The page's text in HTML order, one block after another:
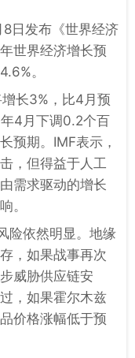
日发布《世界经济
世界经济增长预
。
长3%，比4月预
4月下调0.2个百
预期。IMF表示，
，但得益于人工
需求驱动的增长
。
险依然明显。地缘
，如果战事再次
威胁供应链安
，如果霍尔木兹
价格涨幅低于预